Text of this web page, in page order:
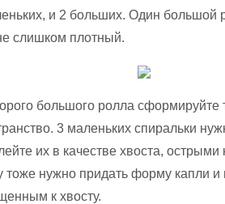
и 2 больших. Один большой
слишком плотный.
большого ролла
3 маленьких спиральки
их в качестве хвоста,
тоже нужно придать форму капли
к хвосту.